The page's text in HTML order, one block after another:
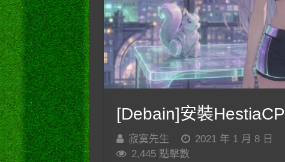
[Debain]安裝HestiaCP
寂寞先生 2021 年 1 月 8 日
2,445 點擊數